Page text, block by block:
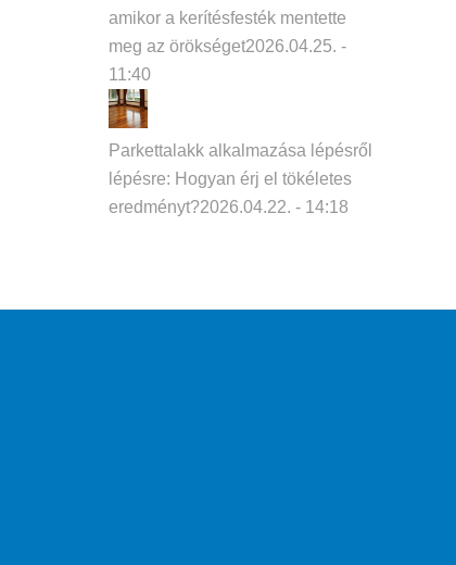
amikor a kerítésfesték mentette
meg az örökséget2026.04.25. -
11:40
Parkettalakk alkalmazása lépésről
lépésre: Hogyan érj el tökéletes
eredményt?2026.04.22. - 14:18